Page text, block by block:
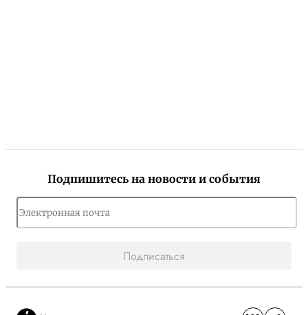
Подпишитесь на новости и события
Подписаться